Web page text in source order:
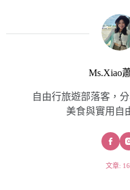
Ms.Xiao
自由行旅遊部落客，
美食與實用自
文章: